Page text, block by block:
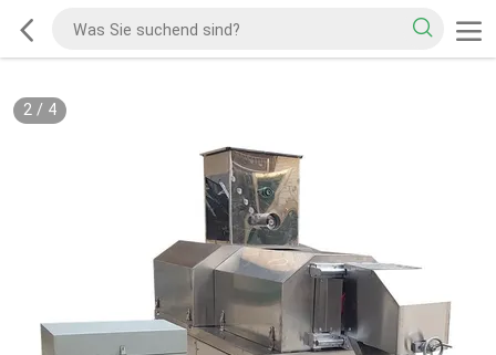
2/ 4